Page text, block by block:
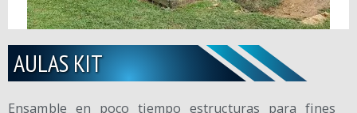
AULAS KIT
Ensamble en poco tiempo estructuras para fines